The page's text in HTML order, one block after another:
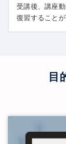
受講後、講座
復習することが
目